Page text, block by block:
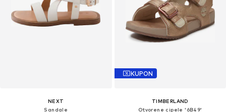
NEXT
Sandale
KUPON
TIMBERLAND
Otvorene cipele '6B49'